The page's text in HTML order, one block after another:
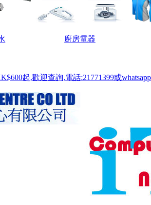
廚房電器
起,歡迎查詢,電話:21771399或